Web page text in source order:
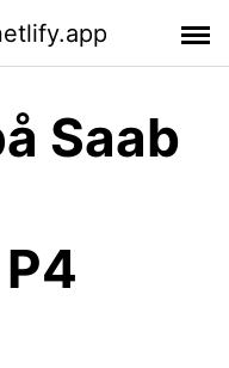
Saab